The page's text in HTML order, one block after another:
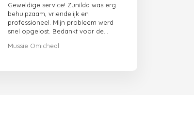
Geweldige service! Zunilda was erg
behulpzaam, vriendelijk en
professioneel. Mijn probleem werd
snel opgelost. Bedankt voor de
Mussie Omicheal